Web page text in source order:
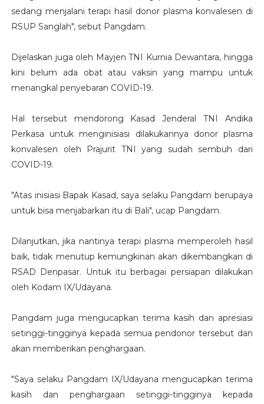
sedang menjalani terapi hasil donor plasma konvalesen di
RSUP Sanglah", sebut Pangdam.
Dijelaskan juga oleh Mayjen TNI Kurnia Dewantara, hingga
kini belum ada obat atau vaksin yang mampu untuk
menangkal penyebaran COVID-19.
Hal tersebut mendorong Kasad Jenderal TNI Andika
Perkasa untuk menginisiasi dilakukannya donor plasma
konvalesen oleh Prajurit TNI yang sudah sembuh dari
COVID-19.
"Atas inisiasi Bapak Kasad, saya selaku Pangdam berupaya
untuk bisa menjabarkan itu di Bali", ucap Pangdam.
Dilanjutkan, jika nantinya terapi plasma memperoleh hasil
baik, tidak menutup kemungkinan akan dikembangkan di
RSAD Denpasar. Untuk itu berbagai persiapan dilakukan
oleh Kodam IX/Udayana.
Pangdam juga mengucapkan terima kasih dan apresiasi
setinggi-tingginya kepada semua pendonor tersebut dan
akan memberikan penghargaan.
"Saya selaku Pangdam IX/Udayana mengucapkan terima
kasih dan penghargaan setinggi-tingginya kepada